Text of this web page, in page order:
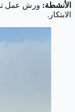
الأنشطة: ورش عمل
الابتكار.